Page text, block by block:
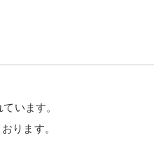
います。
ります。